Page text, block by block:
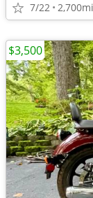
7/22 2,700mi
$3,500